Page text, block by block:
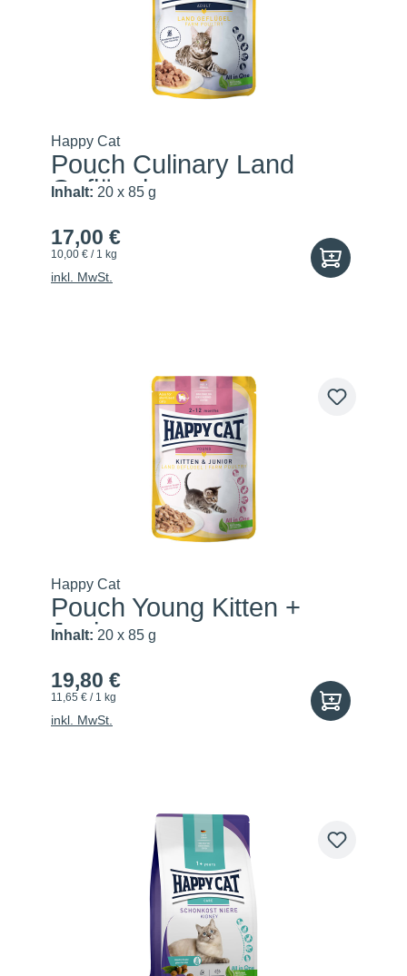
Happy Cat
Pouch Culinary Land
Geflügel
Inhalt: 20 x 85 g
17,00 €
10,00 € / 1 kg
inkl. MwSt.
Happy Cat
Pouch Young Kitten +
Junior...
Inhalt: 20 x 85 g
19,80 €
11,65 € / 1 kg
inkl. MwSt.